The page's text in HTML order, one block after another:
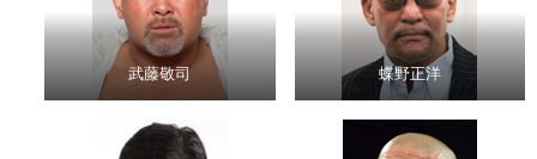
武藤敬司 蝶野正洋